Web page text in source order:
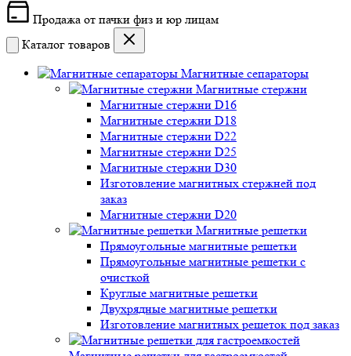
Продажа от пачки физ и юр лицам
Каталог товаров
Магнитные сепараторы
Магнитные стержни
Магнитные стержни D16
Магнитные стержни D18
Магнитные стержни D22
Магнитные стержни D25
Магнитные стержни D30
Изготовление магнитных стержней под
заказ
Магнитные стержни D20
Магнитные решетки
Прямоугольные магнитные решетки
Прямоугольные магнитные решетки с
очисткой
Круглые магнитные решетки
Двухрядные магнитные решетки
Изготовление магнитных решеток под заказ